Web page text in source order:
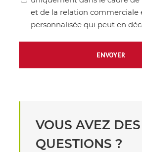
et de la relation commerciale
personnalisée qui peut en
VOUS AVEZ DES
QUESTIONS ?